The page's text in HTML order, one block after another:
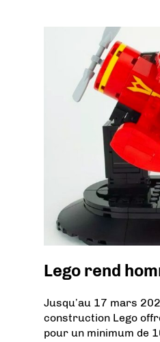
Lego rend
Jusqu’au 17 mars
construction Lego
pour un minimum de